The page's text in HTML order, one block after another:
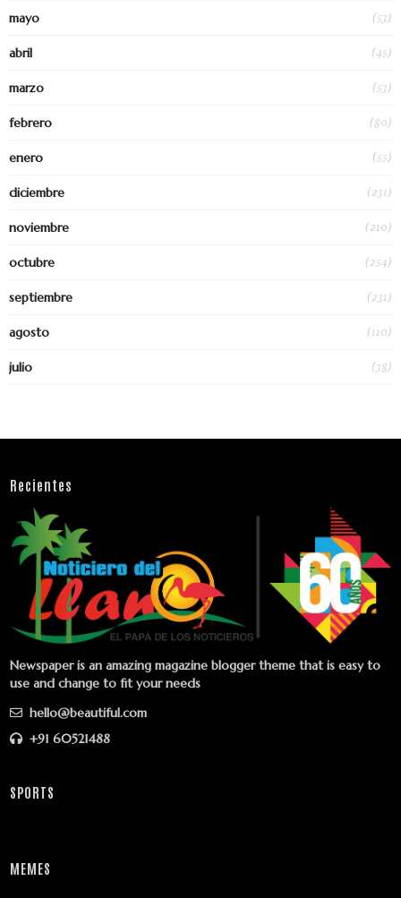
mayo (53)
abril (45)
marzo (53)
febrero (80)
enero (55)
diciembre (231)
noviembre (210)
octubre (254)
septiembre (231)
agosto (110)
julio (38)
Recientes
Newspaper is an amazing magazine blogger theme that is easy to
use and change to fit your needs
hello@beautiful.com
+91 60521488
SPORTS
MEMES